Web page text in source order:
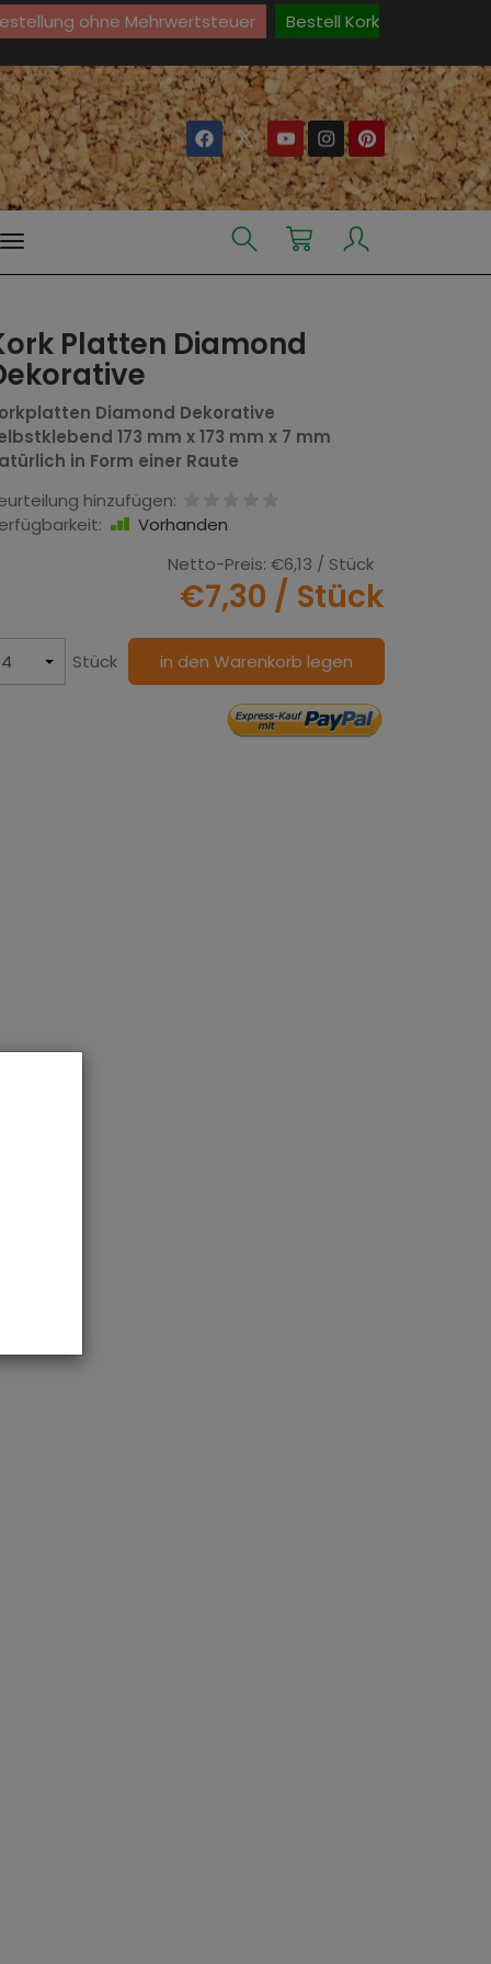
ohne Mehrwertsteuer Bestell Kork
Platten Diamond
Diamond Dekorative
173 mm x 173 mm x 7 mm
in Form einer Raute
hinzufügen:
Vorhanden
Netto-Preis: €6,13 / Stück
€7,30 / Stück
Stück in den Warenkorb legen